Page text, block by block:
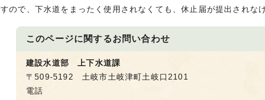
すので、下水道をまったく使用されなくても、休止届が提出されな
このページに関するお問い合わせ
建設水道部 上下水道課
〒509-5192 土岐市土岐津町土岐口2101
電話